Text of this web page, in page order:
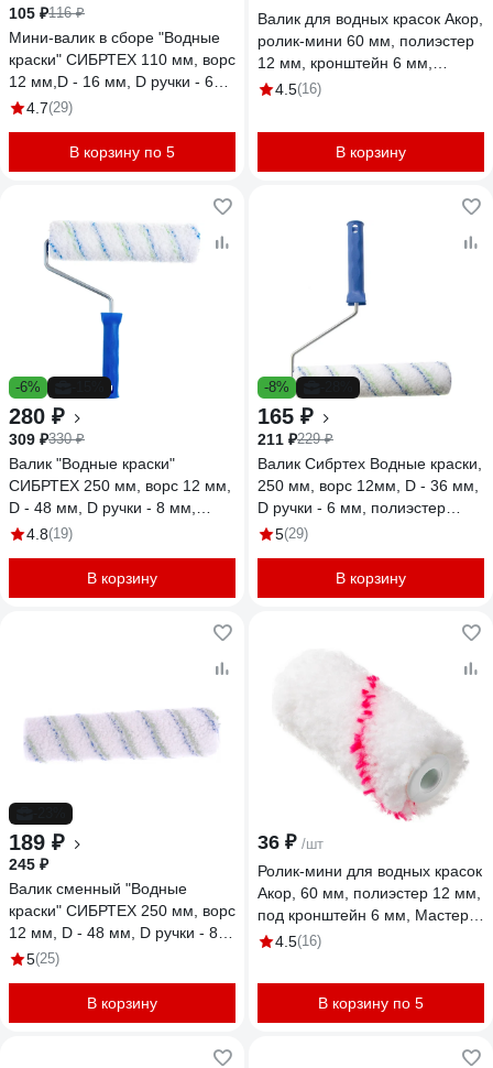
105 ₽116 ₽
Мини-валик в сборе "Водные
краски" СИБРТЕХ 110 мм, ворс
12 мм,D - 16 мм, D ручки - 6
мм,полиэстер 80580
4.7(29)
В корзину по 5
Валик для водных красок Акор,
ролик-мини 60 мм, полиэстер
12 мм, кронштейн 6 мм,
Мастер 503 30 060
4.5(16)
В корзину
-6%
280 ₽
309 ₽330 ₽
Валик "Водные краски"
СИБРТЕХ 250 мм, ворс 12 мм,
D - 48 мм, D ручки - 8 мм,
полиэстер 80137
4.8(19)
В корзину
-8%
165 ₽
211 ₽229 ₽
Валик Сибртех Водные краски,
250 мм, ворс 12мм, D - 36 мм,
D ручки - 6 мм, полиэстер
80193
5(29)
В корзину
189 ₽
245 ₽
Валик сменный "Водные
краски" СИБРТЕХ 250 мм, ворс
12 мм, D - 48 мм, D ручки - 8
мм, полиэстер 80139
5(25)
В корзину
36 ₽ /шт
Ролик-мини для водных красок
Акор, 60 мм, полиэстер 12 мм,
под кронштейн 6 мм, Мастер
553 00 060
4.5(16)
В корзину по 5